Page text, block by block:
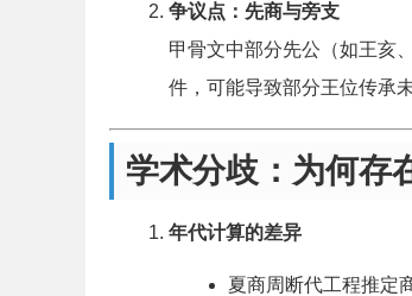
争议点：先商与旁支
甲骨文中部分先公（如王亥
件，可能导致部分王位传承
学术分歧：为何存
年代计算的差异
夏商周断代工程推定